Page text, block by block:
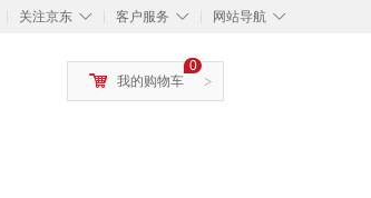
◇
关注京东 ◇
客户服务 ◇
网站导航
>
0
我的购物车